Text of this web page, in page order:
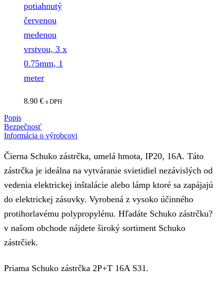
potiahnutý
červenou
medenou
vrstvou, 3 x
0.75mm, 1
meter
8.90 € s DPH
Popis
Bezpečnosť
Informácia o výrobcovi
Čierna Schuko zástrčka, umelá hmota, IP20, 16A. Táto
zástrčka je ideálna na vytváranie svietidiel nezávislých od
vedenia elektrickej inštalácie alebo lámp ktoré sa zapájajú
do elektrickej zásuvky. Vyrobená z vysoko účinného
protihorlavému polypropylénu. Hľadáte Schuko zástrčku?
v našom obchode nájdete široký sortiment Schuko
zástrčiek.
Priama Schuko zástrčka 2P+T 16A S31.